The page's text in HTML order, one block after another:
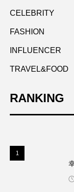
CELEBRITY
FASHION
INFLUENCER
TRAVEL&FOOD
RANKING
1